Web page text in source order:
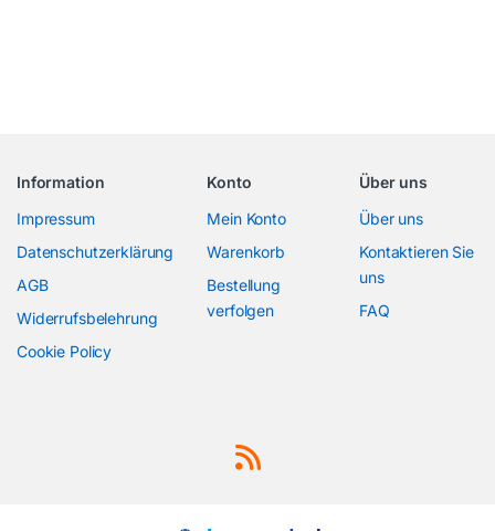
Information
Impressum
Datenschutzerklärung
AGB
Widerrufsbelehrung
Cookie Policy
Konto
Mein Konto
Warenkorb
Bestellung
verfolgen
Über uns
Über uns
Kontaktieren Sie
uns
FAQ